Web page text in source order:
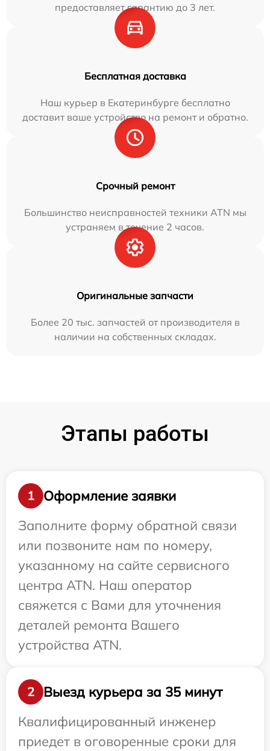
предоставляет гарантию до 3 лет.
Бесплатная доставка
Наш курьер в Екатеринбурге бесплатно
доставит ваше устройство на ремонт и обратно.
Срочный ремонт
Большинство неисправностей техники ATN мы
устраняем в течение 2 часов.
Оригинальные запчасти
Более 20 тыс. запчастей от производителя в
наличии на собственных складах.
Этапы работы
1
Оформление заявки
Заполните форму обратной связи
или позвоните нам по номеру,
указанному на сайте сервисного
центра ATN. Наш оператор
свяжется с Вами для уточнения
деталей ремонта Вашего
устройства ATN.
2
Выезд курьера за 35 минут
Квалифицированный инженер
приедет в оговоренные сроки для